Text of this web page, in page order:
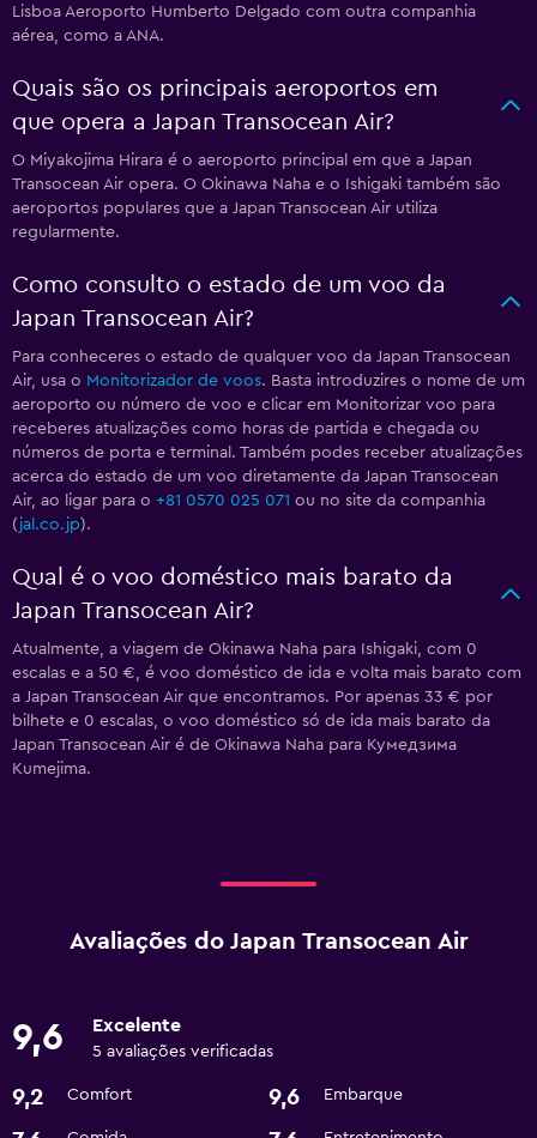
Lisboa Aeroporto Humberto Delgado com outra companhia
aérea, como a ANA.
Quais são os principais aeroportos em
que opera a Japan Transocean Air?
O Miyakojima Hirara é o aeroporto principal em que a Japan
Transocean Air opera. O Okinawa Naha e o Ishigaki também são
aeroportos populares que a Japan Transocean Air utiliza
regularmente.
Como consulto o estado de um voo da
Japan Transocean Air?
Para conheceres o estado de qualquer voo da Japan Transocean
Air, usa o Monitorizador de voos. Basta introduzires o nome de um
aeroporto ou número de voo e clicar em Monitorizar voo para
receberes atualizações como horas de partida e chegada ou
números de porta e terminal. Também podes receber atualizações
acerca do estado de um voo diretamente da Japan Transocean
Air, ao ligar para o +81 0570 025 071 ou no site da companhia
( jal.co.jp).
Qual é o voo doméstico mais barato da
Japan Transocean Air?
Atualmente, a viagem de Okinawa Naha para Ishigaki, com 0
escalas e a 50 €, é voo doméstico de ida e volta mais barato com
a Japan Transocean Air que encontramos. Por apenas 33 € por
bilhete e 0 escalas, o voo doméstico só de ida mais barato da
Japan Transocean Air é de Okinawa Naha para Кумедзима
Kumejima.
Avaliações do Japan Transocean Air
9,6 Excelente
5 avaliações verificadas
9,2 Comfort 9,6 Embarque